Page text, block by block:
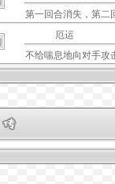
第一回合消失，第二
厄运
不给喘息地向对手攻